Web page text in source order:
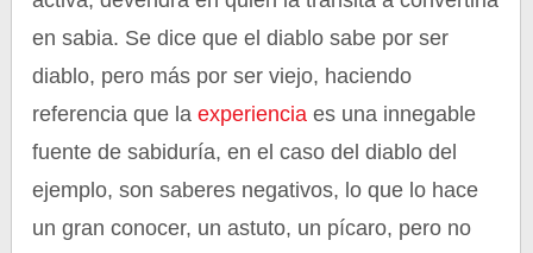
en sabia. Se dice que el diablo sabe por ser
diablo, pero más por ser viejo, haciendo
referencia que laexperiencia es una innegable
fuente de sabiduría, en el caso del diablo del
ejemplo, son saberes negativos, lo que lo hace
un gran conocer, un astuto, un pícaro, pero no